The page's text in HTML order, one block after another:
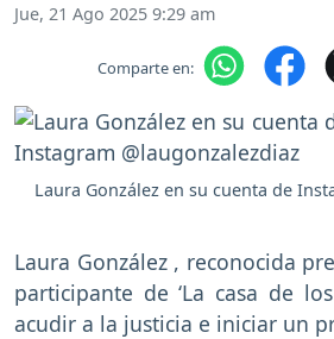
Jue, 21 Ago 2025 9:29 am
Comparte en:
Laura González en su cuenta de
Laura González , reconocida
participante de ‘La casa de
acudir a la justicia e iniciar un